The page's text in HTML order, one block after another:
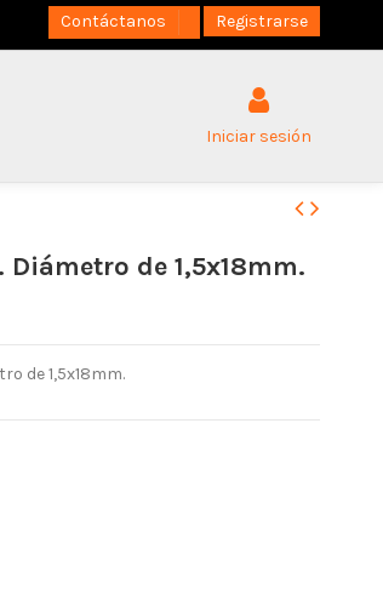
Contáctanos Registrarse
Iniciar sesión
de 1,5x18mm.
de 1,5x18mm.